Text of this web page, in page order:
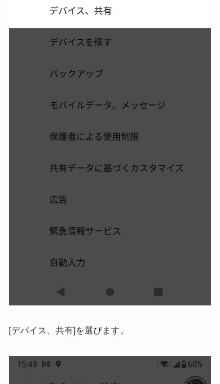
[デバイス、共有]を選びます。